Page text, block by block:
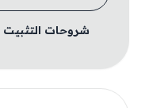
شروحات التثبيت